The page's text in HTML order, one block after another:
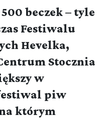
beczek – tyle
Festiwalu
Hevelka,
Stocznia
w
piw
którym